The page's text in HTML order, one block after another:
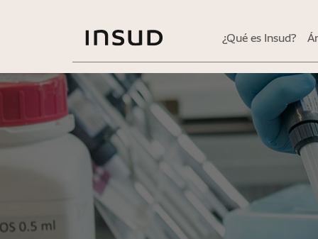
¿Qué es Insud?